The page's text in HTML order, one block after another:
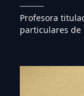
Profesora
particulares